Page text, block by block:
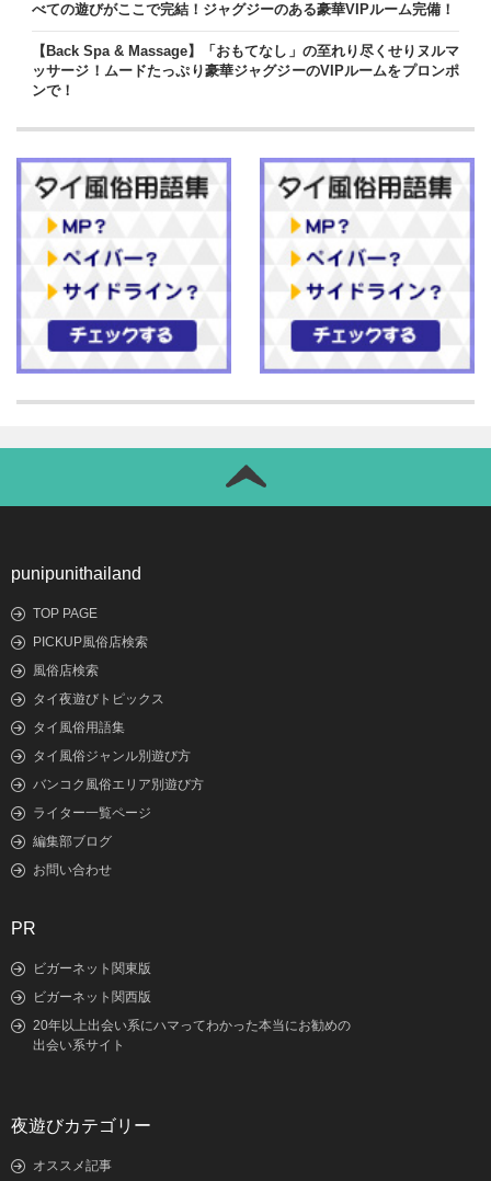
べての遊びがここで完結！ジャグジーのある豪華VIPルーム完備！
【Back Spa & Massage】「おもてなし」の至れり尽くせりヌルマ
ッサージ！ムードたっぷり豪華ジャグジーのVIPルームをプロンポ
ンで！
punipunithailand
TOP PAGE
PICKUP風俗店検索
風俗店検索
タイ夜遊びトピックス
タイ風俗用語集
タイ風俗ジャンル別遊び方
バンコク風俗エリア別遊び方
ライター一覧ページ
編集部ブログ
お問い合わせ
PR
ビガーネット関東版
ビガーネット関西版
20年以上出会い系にハマってわかった本当にお勧めの
出会い系サイト
夜遊びカテゴリー
オススメ記事